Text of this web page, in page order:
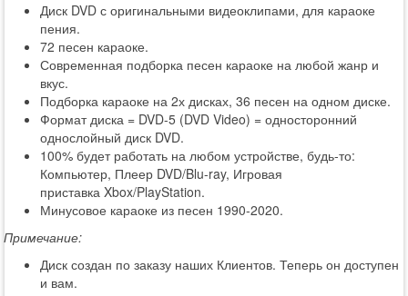
Диск DVD с оригинальными видеоклипами, для караоке
пения.
72 песен караоке.
Современная подборка песен караоке на любой жанр и
вкус.
Подборка караоке на 2х дисках, 36 песен на одном диске.
Формат диска = DVD-5 (DVD Video) = односторонний
однослойный диск DVD.
100% будет работать на любом устройстве, будь-то:
Компьютер, Плеер DVD/Blu-ray, Игровая
приставка Xbox/PlayStation.
Минусовое караоке из песен 1990-2020.
Примечание:
Диск создан по заказу наших Клиентов. Теперь он доступен
и вам.